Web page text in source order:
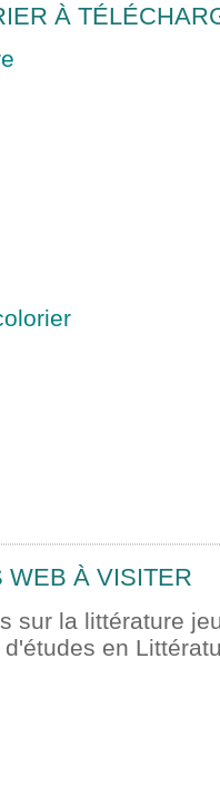
À
WEB À VISITER
sur la littérature
en